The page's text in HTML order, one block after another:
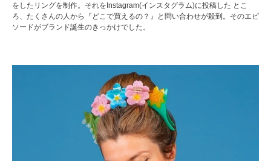
をしたリングを制作。それをInstagram(インスタグラム)に投稿した とこ
ろ、たくさんの人から『どこで買えるの？』と問い合わせが殺到。そのエピ
ソードがブランド誕生のきっかけでした。